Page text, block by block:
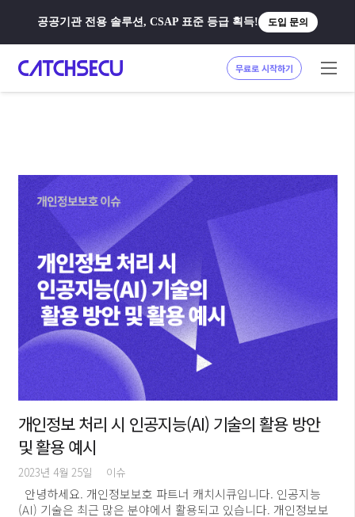
공공기관 전용 솔루션, CSAP 표준 등급 획득! 도입 문의
무료로 시작하기
개인정보 처리 시 인공지능(AI) 기술의 활용 방안
및 활용 예시
2023년 4월 25일 이슈
안녕하세요. 개인정보보호 파트너 캐치시큐입니다. 인공지능
(AI) 기술은 최근 많은 분야에서 활용되고 있습니다. 개인정보보